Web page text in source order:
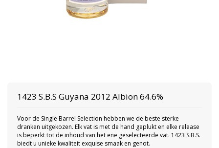
1423 S.B.S Guyana 2012 Albion 64.6%
Voor de Single Barrel Selection hebben we de beste sterke
dranken uitgekozen. Elk vat is met de hand geplukt en elke release
is beperkt tot de inhoud van het ene geselecteerde vat. 1423 S.B.S.
biedt u unieke kwaliteit exquise smaak en genot.